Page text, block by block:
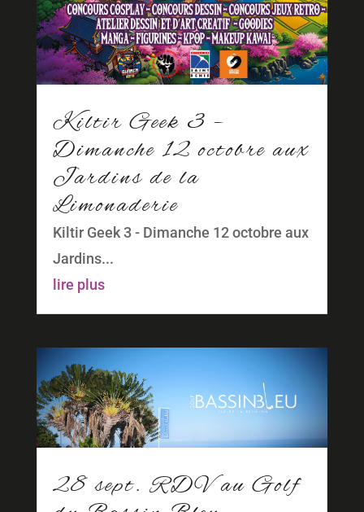
Kiltir Geek 3 –
Dimanche 12 octobre aux
Jardins de la
Limonaderie
Kiltir Geek 3 - Dimanche 12 octobre aux
Jardins...
lire plus
28 sept. RDV au Golf